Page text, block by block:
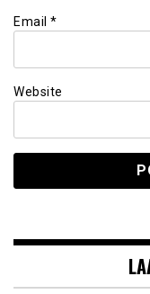
Email *
Website